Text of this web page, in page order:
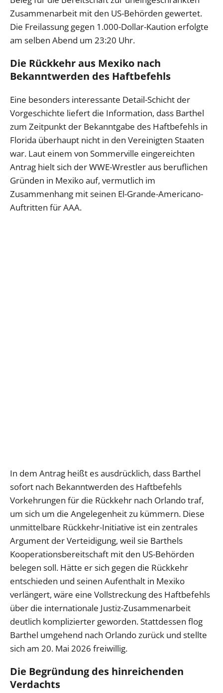
Zusammenarbeit mit den US-Behörden gewertet.
Die Freilassung gegen 1.000-Dollar-Kaution erfolgte
am selben Abend um 23:20 Uhr.
Die Rückkehr aus Mexiko nach
Bekanntwerden des Haftbefehls
Eine besonders interessante Detail-Schicht der
Vorgeschichte liefert die Information, dass Barthel
zum Zeitpunkt der Bekanntgabe des Haftbefehls in
Florida überhaupt nicht in den Vereinigten Staaten
war. Laut einem von Sommerville eingereichten
Antrag hielt sich der WWE-Wrestler aus beruflichen
Gründen in Mexiko auf, vermutlich im
Zusammenhang mit seinen El-Grande-Americano-
Auftritten für AAA.
In dem Antrag heißt es ausdrücklich, dass Barthel
sofort nach Bekanntwerden des Haftbefehls
Vorkehrungen für die Rückkehr nach Orlando traf,
um sich um die Angelegenheit zu kümmern. Diese
unmittelbare Rückkehr-Initiative ist ein zentrales
Argument der Verteidigung, weil sie Barthels
Kooperationsbereitschaft mit den US-Behörden
belegen soll. Hätte er sich gegen die Rückkehr
entschieden und seinen Aufenthalt in Mexiko
verlängert, wäre eine Vollstreckung des Haftbefehls
über die internationale Justiz-Zusammenarbeit
deutlich komplizierter geworden. Stattdessen flog
Barthel umgehend nach Orlando zurück und stellte
sich am 20. Mai 2026 freiwillig.
Die Begründung des hinreichenden
Verdachts